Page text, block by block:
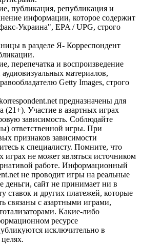
публикация, републикация и
информации, которое содержит
Украина", EPA / UPG, строго
в разделе Я- Корреспондент
перепечатка и воспроизведение
материалов,
Getty Images, строго
предназначены для
(21+). Участие в азартных играх
зависимость. Соблюдайте
ответственной игры. При
признаков зависимости
к специалисту. Помните, что
играх не может являться источником
работе. Информационный
не проводит игры на реальные
деньги, сайт не принимает ни в
ставок и других платежей, которые
связаны с азартными играми,
Какие-либо
ресурсе
исключительно в